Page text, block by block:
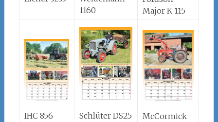
1160
Major K 115
IHC 856
Schlüter DS25
McCormick